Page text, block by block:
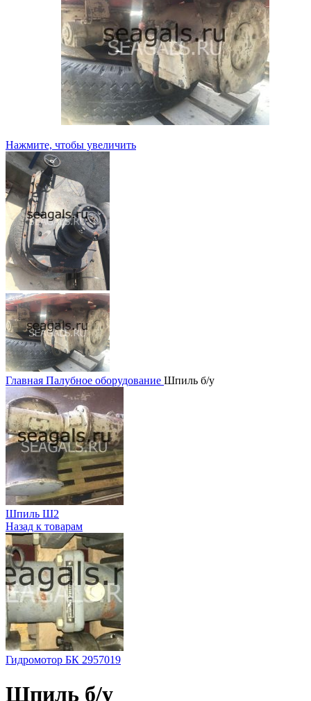
Нажмите, чтобы увеличить
Главная Палубное оборудование Шпиль б/у
Шпиль Ш2
Назад к товарам
Гидромотор БК 2957019
Шпиль б/у